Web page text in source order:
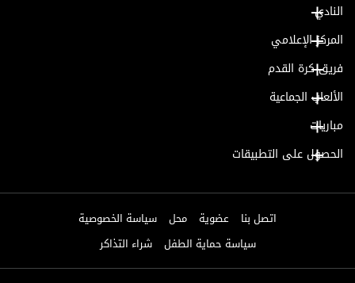
النادي
المركز الإعلامي
فريق كرة القدم
الألعاب الجماعية
مباريات
الحصول على التطبيقات
اتصل بنا عضوية محل سياسة الخصوصية
سياسة حماية الطفل
شراء التذاكر